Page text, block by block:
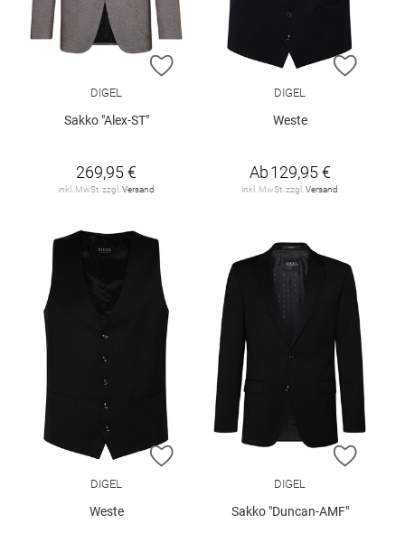
ZUR WUNSCHLISTE HINZUFÜGEN
DIGEL
Sakko "Alex-ST"
269,95 €
inkl. MwSt. zzgl. Versand
ZUR
DIGEL
Weste
Ab129,95 €
inkl. MwSt. zzgl. Versand
ZUR WUNSCHLISTE HINZUFÜGEN
DIGEL
Weste
ZUR
DIGEL
Sakko "Duncan-AMF"